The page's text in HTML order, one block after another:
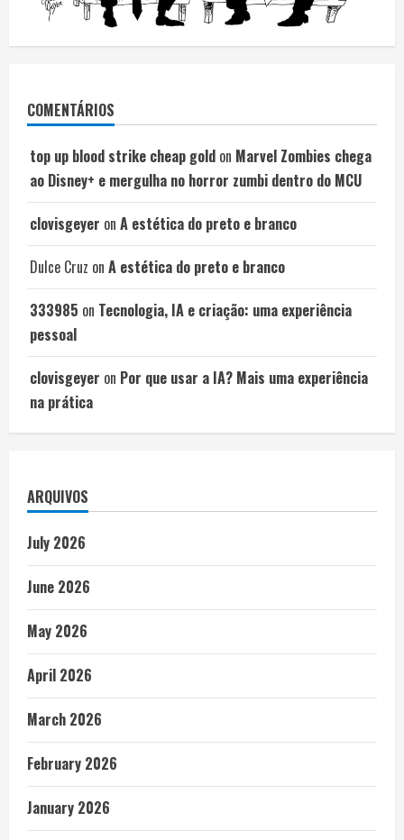
COMENTÁRIOS
top up blood strike cheap gold on Marvel Zombies chega
ao Disney+ e mergulha no horror zumbi dentro do MCU
clovisgeyer on A estética do preto e branco
Dulce Cruz on A estética do preto e branco
333985 on Tecnologia, IA e criação: uma experiência
pessoal
clovisgeyer on Por que usar a IA? Mais uma experiência
na prática
ARQUIVOS
July 2026
June 2026
May 2026
April 2026
March 2026
February 2026
January 2026